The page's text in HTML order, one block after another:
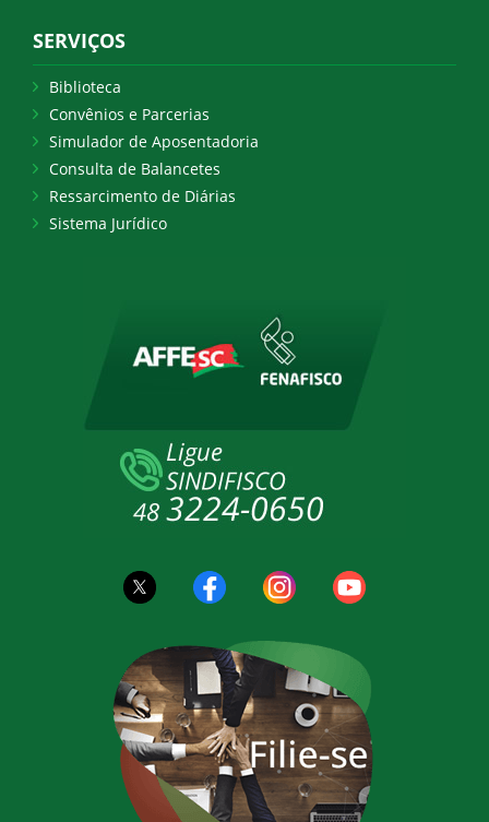
SERVIÇOS
Biblioteca
Convênios e Parcerias
Simulador de Aposentadoria
Consulta de Balancetes
Ressarcimento de Diárias
Sistema Jurídico